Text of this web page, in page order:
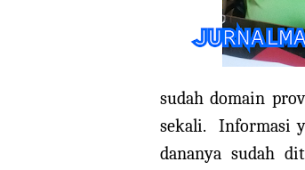
sudah domain
sekali.
Informasi
dananya sudah